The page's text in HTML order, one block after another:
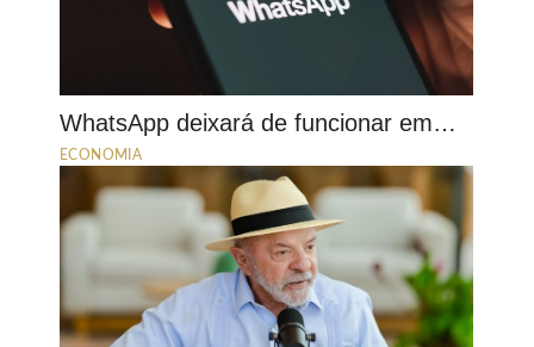
WhatsApp deixará de funcionar em…
ECONOMIA